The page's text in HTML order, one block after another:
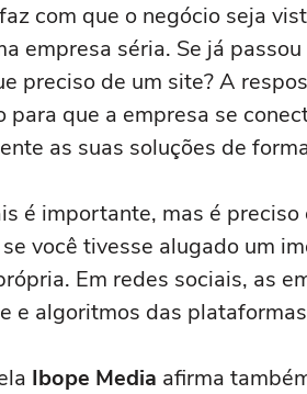
com que o negócio seja
empresa séria. Se já
preciso de um site? A
para que a empresa se
as suas soluções de
é importante, mas é
você tivesse alugado um
Em redes sociais, as
e algoritmos das
Ibope Media afirma